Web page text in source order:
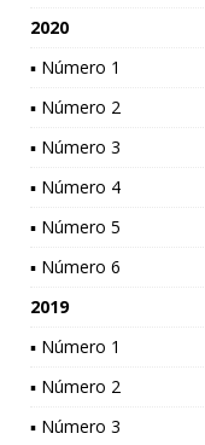
2020
▪ Número 1
▪ Número 2
▪ Número 3
▪ Número 4
▪ Número 5
▪ Número 6
2019
▪ Número 1
▪ Número 2
▪ Número 3